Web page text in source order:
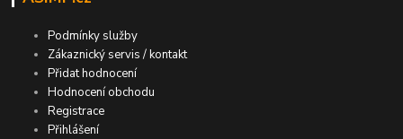
Podmínky služby
Zákaznický servis / kontakt
Přidat hodnocení
Hodnocení obchodu
Registrace
Přihlášení